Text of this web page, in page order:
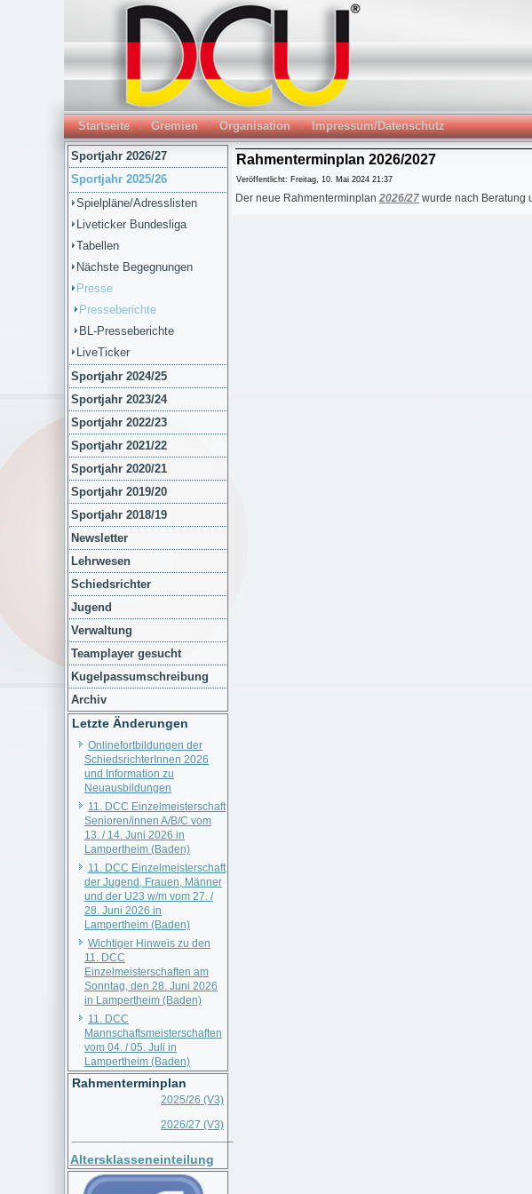
Startseite Gremien Organisation Impressum/Datenschutz
Sportjahr 2026/27
Sportjahr 2025/26
Spielpläne/Adresslisten
Liveticker Bundesliga
Tabellen
Nächste Begegnungen
Presse
Presseberichte
BL-Presseberichte
LiveTicker
Sportjahr 2024/25
Sportjahr 2023/24
Sportjahr 2022/23
Sportjahr 2021/22
Sportjahr 2020/21
Sportjahr 2019/20
Sportjahr 2018/19
Newsletter
Lehrwesen
Schiedsrichter
Jugend
Verwaltung
Teamplayer gesucht
Kugelpassumschreibung
Archiv
Letzte Änderungen
Onlinefortbildungen der
SchiedsrichterInnen 2026
und Information zu
Neuausbildungen
11. DCC Einzelmeisterschaft
Senioren/innen A/B/C vom
13. / 14. Juni 2026 in
Lampertheim (Baden)
11. DCC Einzelmeisterschaft
der Jugend, Frauen, Männer
und der U23 w/m vom 27. /
28. Juni 2026 in
Lampertheim (Baden)
Wichtiger Hinweis zu den
11. DCC
Einzelmeisterschaften am
Sonntag, den 28. Juni 2026
in Lampertheim (Baden)
11. DCC
Mannschaftsmeisterschaften
vom 04. / 05. Juli in
Lampertheim (Baden)
Rahmenterminplan
2025/26 (V3)
2026/27 (V3)
Altersklasseneinteilung
Rahmenterminplan 2026/2027
Veröffentlicht: Freitag, 10. Mai 2024 21:37
Der neue Rahmenterminplan 2026/27 wurde nach Beratung